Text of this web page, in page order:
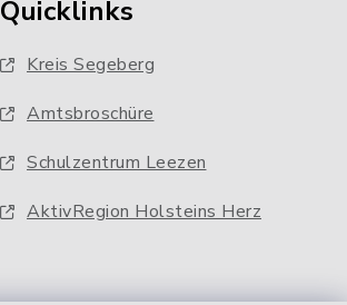
Quicklinks
Kreis Segeberg
Amtsbroschüre
Schulzentrum Leezen
AktivRegion Holsteins Herz